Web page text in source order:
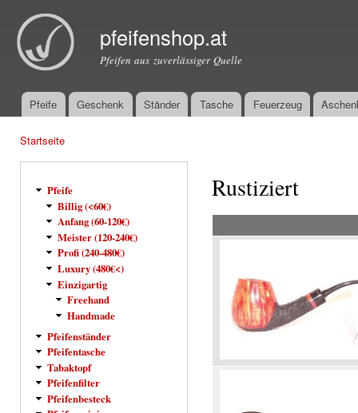
pfeifenshop.at
Pfeifen aus zuverlässiger Quelle
Hauptmenü
Pfeife Geschenk Ständer Tasche Feuerzeug
Startseite
Pfeife
Billig (<60€)
Anfang (60-120€)
Meister (120-240€)
Profi (240-480€)
Luxury (480€<)
Einzigartig
Freehand
Handmade
Pfeifenständer
Pfeifentasche
Tabaktopf
Pfeifenfilter
Pfeifenbesteck
Rustiziert